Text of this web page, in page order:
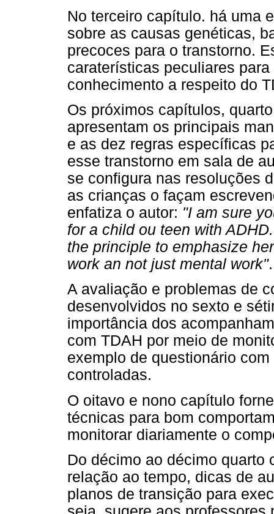
No terceiro capítulo. há uma
sobre as causas genéticas,
precoces para o transtorno.
caraterísticas peculiares
conhecimento a respeito do
Os próximos capítulos,
apresentam os principais
e as dez regras específicas
esse transtorno em sala de
se configura nas resoluções
as crianças o façam
enfatiza o autor: "I am sure
for a child ou teen with
the principle to emphasize
work an not just mental work".
A avaliação e problemas de
desenvolvidos no sexto e
importância dos
com TDAH por meio de
exemplo de questionário
controladas.
O oitavo e nono capítulo
técnicas para bom
monitorar diariamente o
Do décimo ao décimo quarto
relação ao tempo, dicas de
planos de transição para